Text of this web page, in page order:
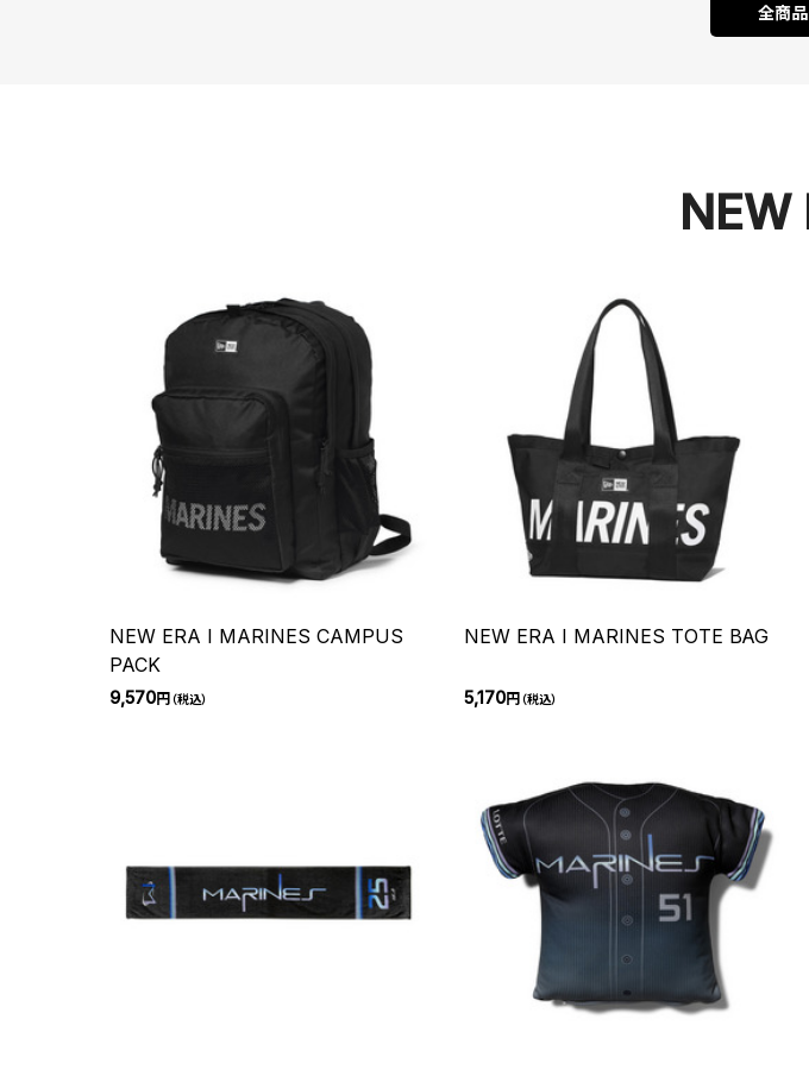
全商
NEW
NEW ERA I MARINES CAMPUS
PACK
9,570円（税込）
NEW ERA I MARINES TOTE BAG
5,170円（税込）